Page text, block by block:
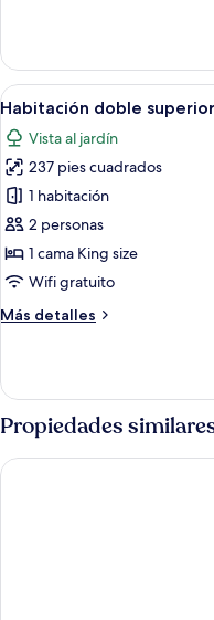
doble,
balcón,
vista
jardín
Abrir
todas
las
fotos
de
Habitación
doble
superior
4
Habitación doble superior
Vista al jardín
237 pies cuadrados
1 habitación
2 personas
1 cama King size
Wifi gratuito
Más detalles
Más
doble
superior
Propiedades
Oasis-Dream Holidays - La